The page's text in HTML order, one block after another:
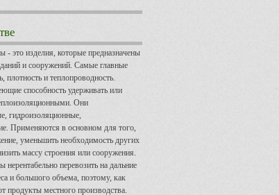
- это изделия, которые предназначены
и сооружений. Самые главные
плотность и теплопроводность.
способность удерживать или
Они
гидроизоляционные,
Применяются в основном для того,
уменьшить необходимость других
массу строения или сооружения.
перевозить на дальние
и большого объема, поэтому, как
продукты местного производства.